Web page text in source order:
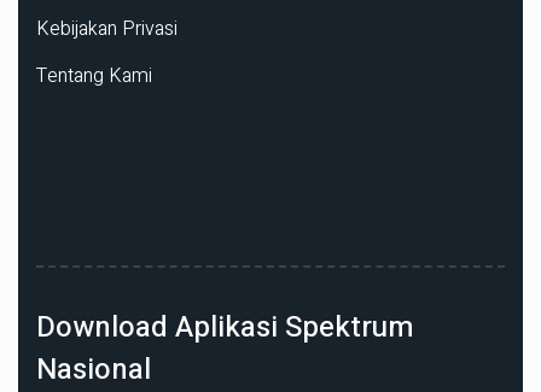
Kebijakan Privasi
Tentang Kami
Download Aplikasi Spektrum
Nasional